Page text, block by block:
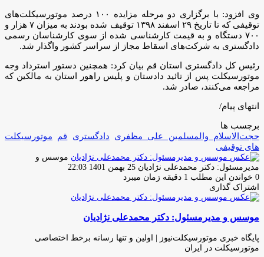
وی افزود: با برگزاری دو مرحله مزایده ۱۰۰ درصد موتورسیکلت‌های
توقیفی که تا تاریخ ۲۹ اسفند ۱۳۹۸ توقیف شده بودند به میزان ۷ هزار و
۷۰۰ دستگاه و به قیمت کارشناسی شده از سوی کارشناسان رسمی
دادگستری به شرکت‌های اسقاط مجاز از سراسر کشور واگذار شد.
رئیس کل دادگستری استان قم بیان کرد: همچنین دستور استرداد وجه
موتورسیکلت پس از تائید دادستان و پلیس راهور استان به مالکین که
مراجعه می‌کنند، صادر شد.
انتهای پیام/
برچسب ها
حجت‌الاسلام والمسلمین علی مظفری
دادگستری قم
موتورسیکلت
های توقیفی
موسس و
مدیرمسئول: دکتر محمدعلی نژادیان ارسال
ایمیل
25 بهمن 1401 22:03
0 خواندن این مطلب 1 دقیقه زمان میبرد
اشتراک گذاری
فیس
توئیتر
لینکدین
واتس
تلگرام
اشتراک
از
ایمیل
چاپ
موسس و مدیرمسئول: دکتر محمدعلی نژادیان
پایگاه خبری موتورسیکلت‌نیوز | اولین و تنها رسانه برخط اختصاصی
موتورسیکلت در ایران